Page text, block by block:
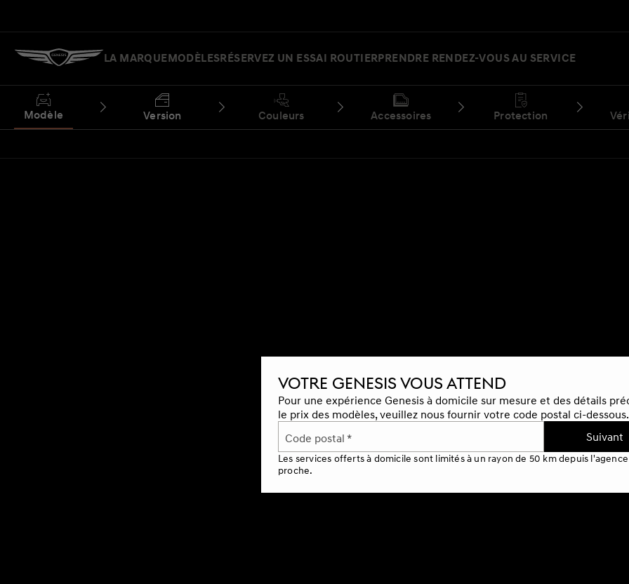
LA MARQUEMODÈLESRÉSERVEZ UN ESSAI ROUTIERPRENDRE RENDEZ-VOUS AU SERVICE
VOTRE GENESIS VOUS ATTEND
Pour une expérience Genesis à domicile sur mesure et des détails
le prix des modèles, veuillez nous fournir votre code postal ci-dessous.
Code postal *
Suivant
Les services offerts à domicile sont limités à un rayon de 50 km depuis l'agence
proche.
Modèle Version Couleurs Accessoires Protection